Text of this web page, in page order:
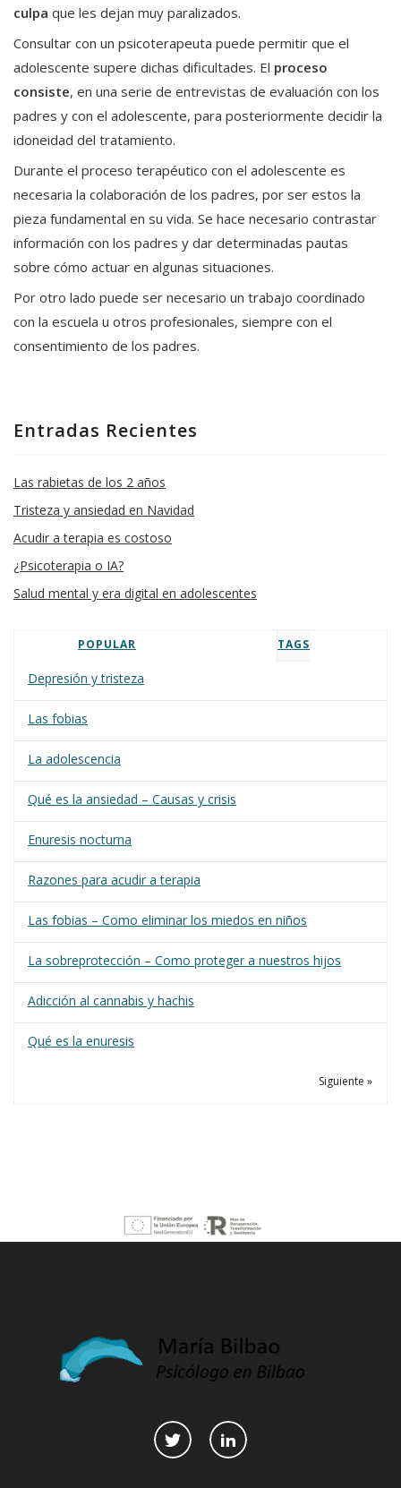
culpa que les dejan muy paralizados.
Consultar con un psicoterapeuta puede permitir que el
adolescente supere dichas dificultades. El proceso
consiste, en una serie de entrevistas de evaluación con los
padres y con el adolescente, para posteriormente decidir la
idoneidad del tratamiento.
Durante el proceso terapéutico con el adolescente es
necesaria la colaboración de los padres, por ser estos la
pieza fundamental en su vida. Se hace necesario contrastar
información con los padres y dar determinadas pautas
sobre cómo actuar en algunas situaciones.
Por otro lado puede ser necesario un trabajo coordinado
con la escuela u otros profesionales, siempre con el
consentimiento de los padres.
Entradas Recientes
Las rabietas de los 2 años
Tristeza y ansiedad en Navidad
Acudir a terapia es costoso
¿Psicoterapia o IA?
Salud mental y era digital en adolescentes
POPULAR TAGS
Depresión y tristeza
Las fobias
La adolescencia
Qué es la ansiedad – Causas y crisis
Enuresis nocturna
Razones para acudir a terapia
Las fobias – Como eliminar los miedos en niños
La sobreprotección – Como proteger a nuestros hijos
Adicción al cannabis y hachis
Qué es la enuresis
Siguiente »